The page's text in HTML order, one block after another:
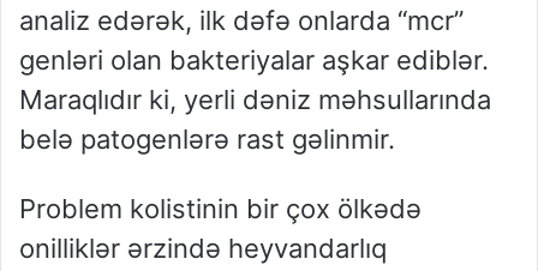
analiz edərək, ilk dəfə onlarda “mcr”
genləri olan bakteriyalar aşkar ediblər.
Maraqlıdır ki, yerli dəniz məhsullarında
belə patogenlərə rast gəlinmir.
Problem kolistinin bir çox ölkədə
onilliklər ərzində heyvandarlıq